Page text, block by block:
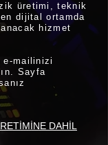
üretimi, teknik
dijital ortamda
hizmet
e-mailinizi
Sayfa
DAHİL